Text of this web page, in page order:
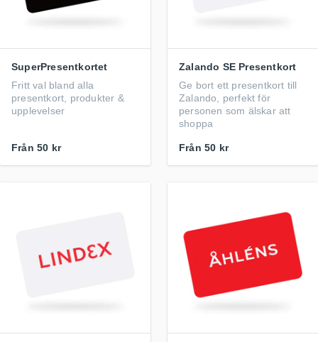
SuperPresentkortet
Fritt val bland alla
presentkort, produkter &
upplevelser
Från 50 kr
Zalando SE Presentkort
Ge bort ett presentkort till
Zalando, perfekt för
personen som älskar att
shoppa
Från 50 kr